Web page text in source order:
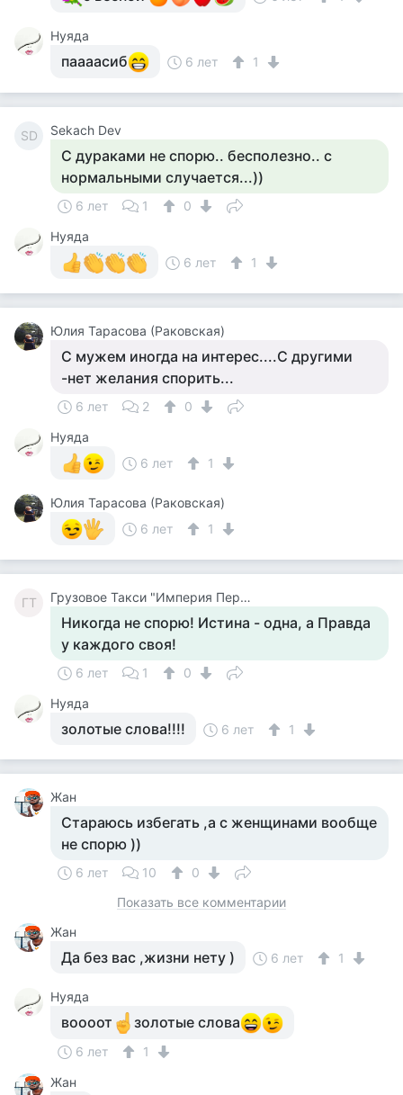
Нуяда
паааасиб 6 лет 1
SD Sekach Dev
С дураками не спорю.. бесполезно.. с
нормальными случается...))
6 лет 1
0
Нуяда
6 лет
1
Юлия Тарасова (Раковская)
С мужем иногда на интерес....С другими
-нет желания спорить...
6 лет 2
0
Нуяда
6 лет
1
Юлия Тарасова (Раковская)
6 лет
1
ГТ Грузовое Такси "Империя Перевозок"
Никогда не спорю! Истина - одна, а Правда
у каждого своя!
6 лет 1
0
Нуяда
золотые слова!!!! 6 лет 1
Жан
Стараюсь избегать ,а с женщинами вообще
не спорю ))
6 лет 10
0
Показать все комментарии
Жан
Да без вас ,жизни нету ) 6 лет 1
Нуяда
воооот золотые слова
6 лет
1
Жан